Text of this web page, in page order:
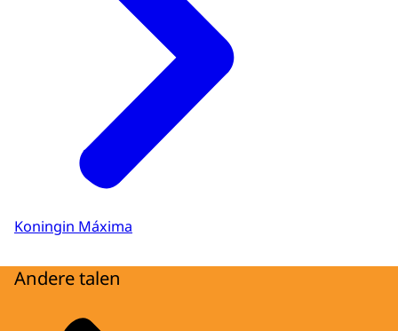
Koningin Máxima
Andere talen